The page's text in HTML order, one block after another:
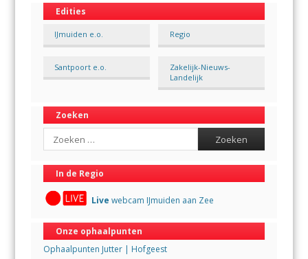
Edities
IJmuiden e.o. Regio
Santpoort e.o.
Zakelijk-Nieuws-
Landelijk
Zoeken
Search
In de Regio
Live webcam IJmuiden aan Zee
Onze ophaalpunten
Ophaalpunten Jutter | Hofgeest